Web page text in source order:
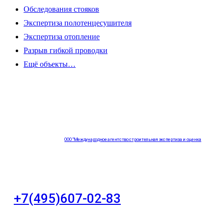
Обследования стояков
Экспертиза полотенцесушителя
Экспертиза отопление
Разрыв гибкой проводки
Ещё объекты…
ООО "Международное агентство строительная экспертиза и оценка
+7(495)607-02-83